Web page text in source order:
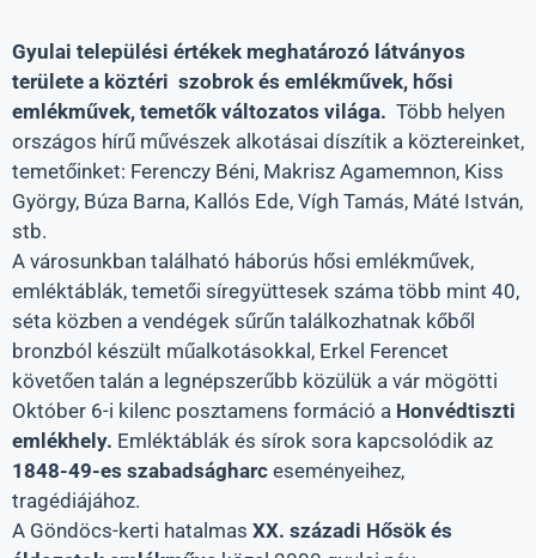
Gyulai települési értékek meghatározó látványos
területe a köztéri szobrok és emlékművek, hősi
emlékművek, temetők változatos világa. Több helyen
országos hírű művészek alkotásai díszítik a köztereinket,
temetőinket: Ferenczy Béni, Makrisz Agamemnon, Kiss
György, Búza Barna, Kallós Ede, Vígh Tamás, Máté István,
stb.
A városunkban található háborús hősi emlékművek,
emléktáblák, temetői síregyüttesek száma több mint 40,
séta közben a vendégek sűrűn találkozhatnak kőből
bronzból készült műalkotásokkal, Erkel Ferencet
követően talán a legnépszerűbb közülük a vár mögötti
Október 6-i kilenc posztamens formáció a Honvédtiszti
emlékhely. Emléktáblák és sírok sora kapcsolódik az
1848-49-es szabadságharc eseményeihez,
tragédiájához.
A Göndöcs-kerti hatalmas XX. századi Hősök és